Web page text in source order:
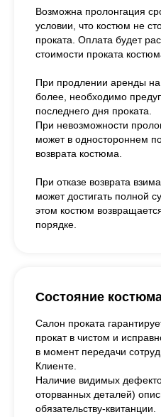
Возможна пролонгация
условии, что костюм не
проката. Оплата будет
стоимости проката
При продлении аренды на
более, необходимо
последнего дня проката.
При невозможности
может в одностороннем
возврата костюма.
При отказе возврата
может достигать полной
этом костюм
порядке.
Состояние
Салон проката
прокат в чистом и
в момент передачи
Клиенте.
Наличие видимых
оторванных деталей)
обязательству-квитанции.